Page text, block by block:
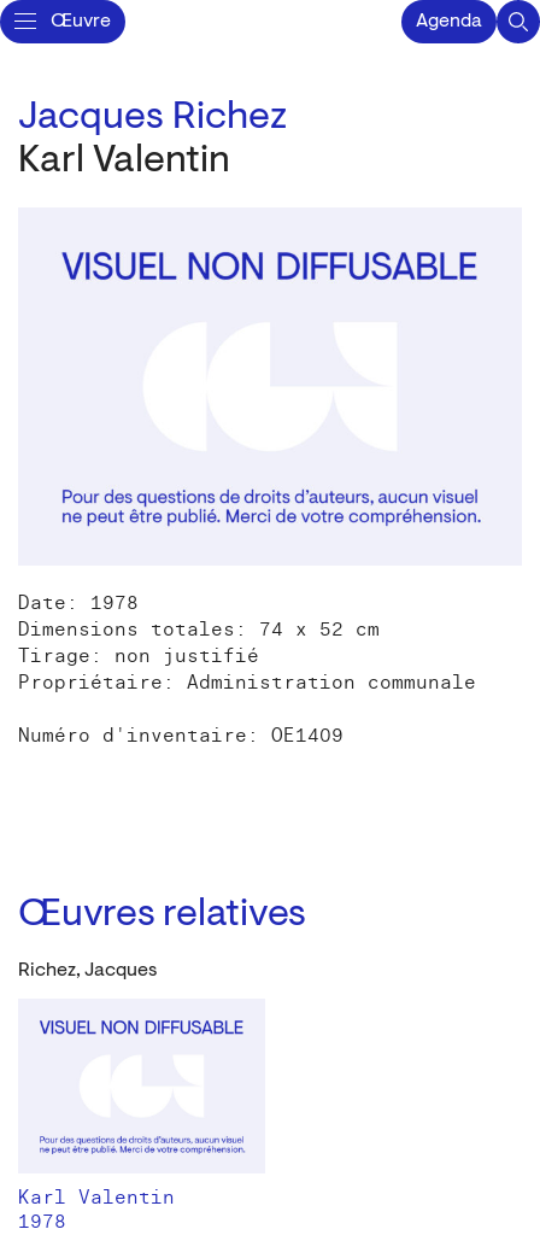
Œuvre Agenda
Jacques Richez
Karl Valentin
Date: 1978
Dimensions totales: 74 x 52 cm
Tirage: non justifié
Propriétaire: Administration communale
Numéro d'inventaire: OE1409
Œuvres relatives
Richez, Jacques
Karl Valentin
1978